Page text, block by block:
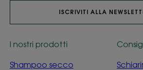
ISCRIVITI ALLA
I nostri prodotti
Shampoo secco